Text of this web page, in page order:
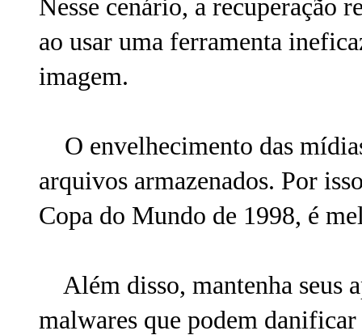
Nesse cenário, a recuperação
ao usar uma ferramenta
imagem.
O envelhecimento das
arquivos armazenados. Por
Copa do Mundo de 1998, é
Além disso, mantenha seus
malwares que podem